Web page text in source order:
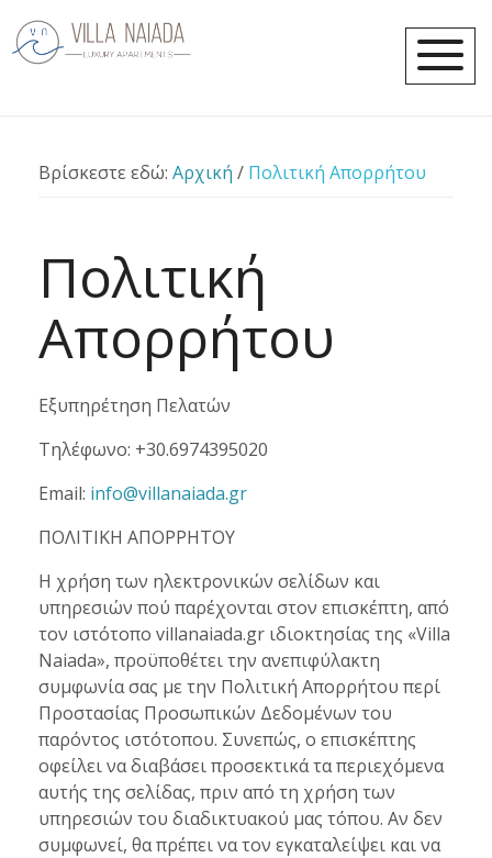
Βρίσκεστε εδώ: Αρχική / Πολιτική Απορρήτου
Πολιτική
Απορρήτου
Εξυπηρέτηση Πελατών
Τηλέφωνο: +30.6974395020
Email: info@villanaiada.gr
ΠΟΛΙΤΙΚΗ ΑΠΟΡΡΗΤΟΥ
Η χρήση των ηλεκτρονικών σελίδων και
υπηρεσιών πού παρέχονται στον επισκέπτη, από
τον ιστότοπο villanaiada.gr ιδιοκτησίας της «Villa
Naiada», προϋποθέτει την ανεπιφύλακτη
συμφωνία σας με την Πολιτική Απορρήτου περί
Προστασίας Προσωπικών Δεδομένων του
παρόντος ιστότοπου. Συνεπώς, ο επισκέπτης
οφείλει να διαβάσει προσεκτικά τα περιεχόμενα
αυτής της σελίδας, πριν από τη χρήση των
υπηρεσιών του διαδικτυακού μας τόπου. Αν δεν
συμφωνεί, θα πρέπει να τον εγκαταλείψει και να